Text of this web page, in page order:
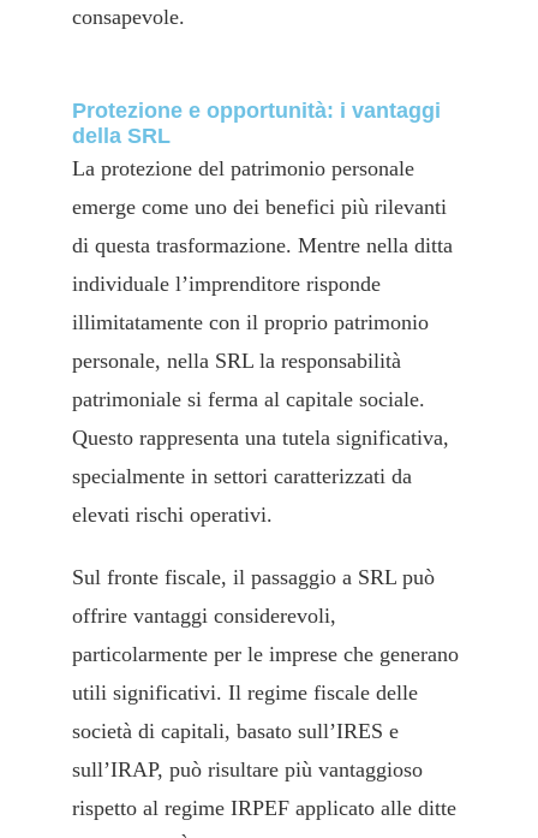
consapevole.
Protezione e opportunità: i vantaggi
della SRL
La protezione del patrimonio personale
emerge come uno dei benefici più rilevanti
di questa trasformazione. Mentre nella ditta
individuale l’imprenditore risponde
illimitatamente con il proprio patrimonio
personale, nella SRL la responsabilità
patrimoniale si ferma al capitale sociale.
Questo rappresenta una tutela significativa,
specialmente in settori caratterizzati da
elevati rischi operativi.
Sul fronte fiscale, il passaggio a SRL può
offrire vantaggi considerevoli,
particolarmente per le imprese che generano
utili significativi. Il regime fiscale delle
società di capitali, basato sull’IRES e
sull’IRAP, può risultare più vantaggioso
rispetto al regime IRPEF applicato alle ditte